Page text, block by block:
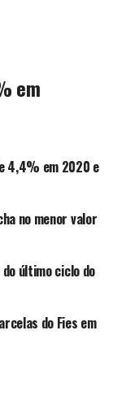
em
4,4% em 2020 e
no menor valor
último ciclo do
do Fies em